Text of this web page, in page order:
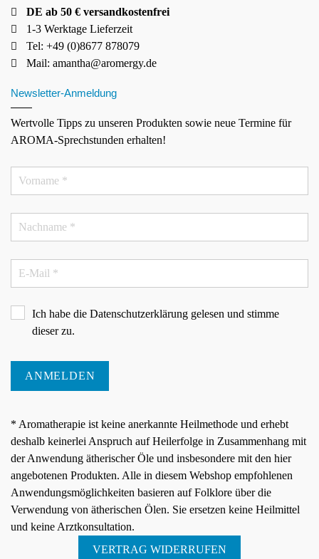
DE ab 50 € versandkostenfrei
1-3 Werktage Lieferzeit
Tel: +49 (0)8677 878079
Mail: amantha@aromergy.de
Newsletter-Anmeldung
Wertvolle Tipps zu unseren Produkten sowie neue Termine für
AROMA-Sprechstunden erhalten!
Ich habe die Datenschutzerklärung gelesen und stimme
dieser zu.
ANMELDEN
* Aromatherapie ist keine anerkannte Heilmethode und erhebt
deshalb keinerlei Anspruch auf Heilerfolge in Zusammenhang mit
der Anwendung ätherischer Öle und insbesondere mit den hier
angebotenen Produkten. Alle in diesem Webshop empfohlenen
Anwendungsmöglichkeiten basieren auf Folklore über die
Verwendung von ätherischen Ölen. Sie ersetzen keine Heilmittel
und keine Arztkonsultation.
VERTRAG WIDERRUFEN